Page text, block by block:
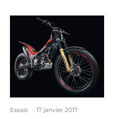
Essais · 17 janvier 2017